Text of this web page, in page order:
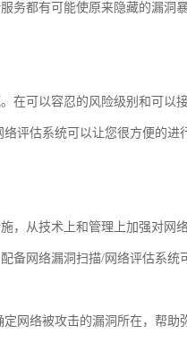
务都有可能使原来隐藏的漏洞
在可以容忍的风险级别和可以
评估系统可以让您很方便的
，从技术上和管理上加强对网
备网络漏洞扫描/网络评估系统
网络被攻击的漏洞所在，帮